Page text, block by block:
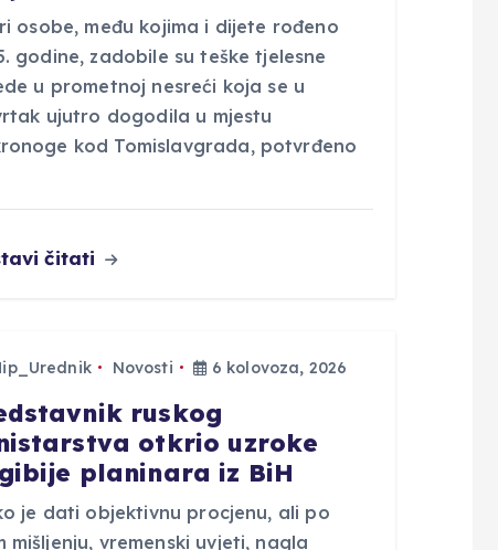
osobe, među kojima i dijete rođeno
godine, zadobile su teške tjelesne
u prometnoj nesreći koja se u
ujutro dogodila u mjestu
kod Tomislavgrada, potvrđeno
čitati
Novosti 6 kolovoza, 2026
ruskog
otkrio uzroke
planinara iz BiH
je dati objektivnu procjenu, ali po
mišljenju, vremenski uvjeti, nagla